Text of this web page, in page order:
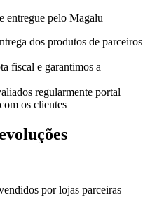
entregue pelo Magalu
dos produtos de parceiros
fiscal e garantimos a
regularmente portal
os clientes
por lojas parceiras